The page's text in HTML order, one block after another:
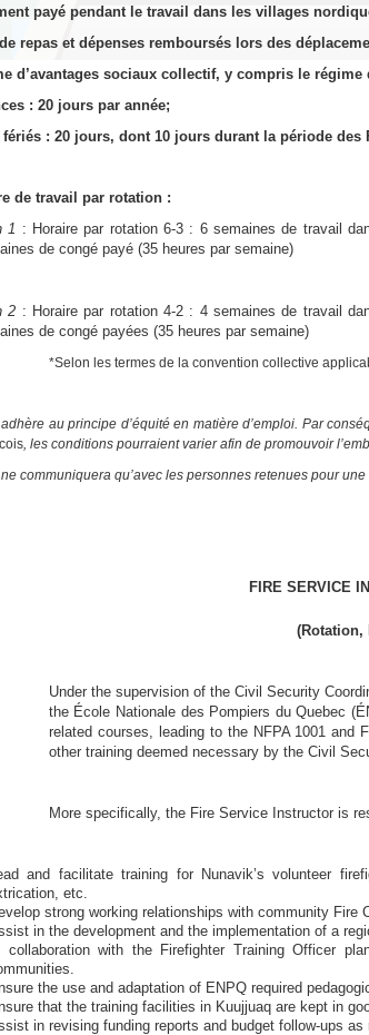
payé pendant le travail dans les villages
repas et dépenses remboursés lors des
d’avantages sociaux collectif, y compris le
: 20 jours par année;
: 20 jours, dont 10 jours durant la période des
de travail par rotation :
1 : Horaire par rotation 6-3 : 6 semaines de travail
de congé payé (35 heures par semaine)
2 : Horaire par rotation 4-2 : 4 semaines de travail
de congé payées (35 heures par semaine)
*Selon les termes de la convention collective
adhère au principe d’équité en matière d’emploi. Par
, les conditions pourraient varier afin de promouvoir
ne communiquera qu’avec les personnes retenues pour une
FIRE SERVICE
(Rotation,
Under the supervision of the Civil Security
the École Nationale des Pompiers du Quebec
related courses, leading to the NFPA 1001 and
other training deemed necessary by the Civil
More specifically, the Fire Service Instructor is
and facilitate training for Nunavik’s volunteer
etc.
strong working relationships with community Fire
in the development and the implementation of a
collaboration with the Firefighter Training Officer
the use and adaptation of ENPQ required
that the training facilities in Kuujjuaq are kept in
in revising funding reports and budget follow-ups as